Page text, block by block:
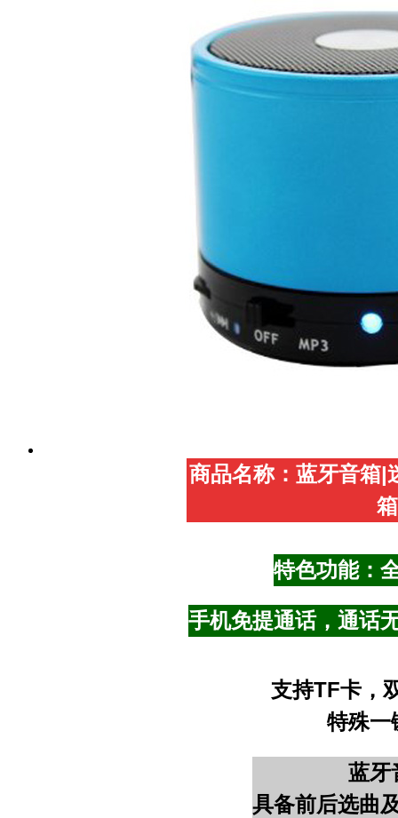
商品名称：蓝牙音箱|
特色功能：
手机免提通话，通话
支持TF卡，
特殊一
蓝牙
具备前后选曲